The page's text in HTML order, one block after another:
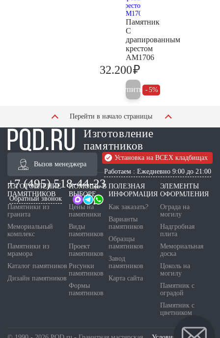
Памятник
С
драпированным
крестом
AM1706
32.200₽
Купить 5%
Перейти в начало страницы
Изготовление
памятников
Вызов менеджера
Установка на ВСЕХ кладбищах
Работаем : Ежедневно 9:00 до 21:00
+7 (495) 518-44-23
Обратный звонок
ИЗГОТОВЛЕНИЕ
ПАМЯТНИКОВ
Памятники из
гранита
Мемориальный
комплекс
Памятники из
мрамора
Каталог памятников
Дизайн памятников
ПОМОЩЬ В
ВЫБОРЕ
Цены на
памятники
Виды
памятников
Проект
памятников
Рисунки
памятников
Формы
памятников
ПОЛЕЗНАЯ
ИНФОРМАЦИЯ
Как заказать?
Варианты
памятников
Образцы
памятников
Завод
памятников
Карта сайта
ЭЛЕМЕНТЫ
ОФОРМЛЕНИЯ
Ограда на
могилу
Надгробная
плита
Мемориальная
доска
Цоколь на
могилу
Памятник с
оградой
Памятник с
цветником